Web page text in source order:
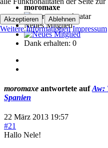
moromaxe
Neues Mitglied
Dank erhalten: 0
moromaxe antwortete aufAw:
Spanien
22 März 2013 19:57
#21
Hallo Nele!
Akzeptieren Ablehnen
Weitere Informationen Impressum